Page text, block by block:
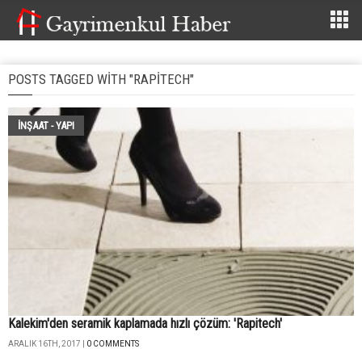
POSTS TAGGED WITH "RAPITECH"
İNŞAAT - YAPI
Kalekim'den seramik kaplamada hızlı çözüm: 'Rapitech'
ARALIK 16TH, 2017 | 0 COMMENTS